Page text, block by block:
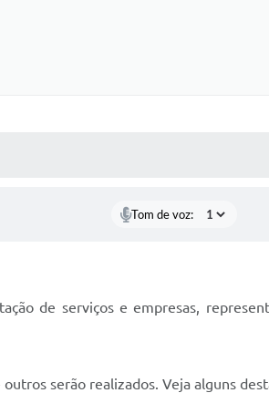
Tom de voz:
de serviços e empresas,
serão realizados. Veja alguns